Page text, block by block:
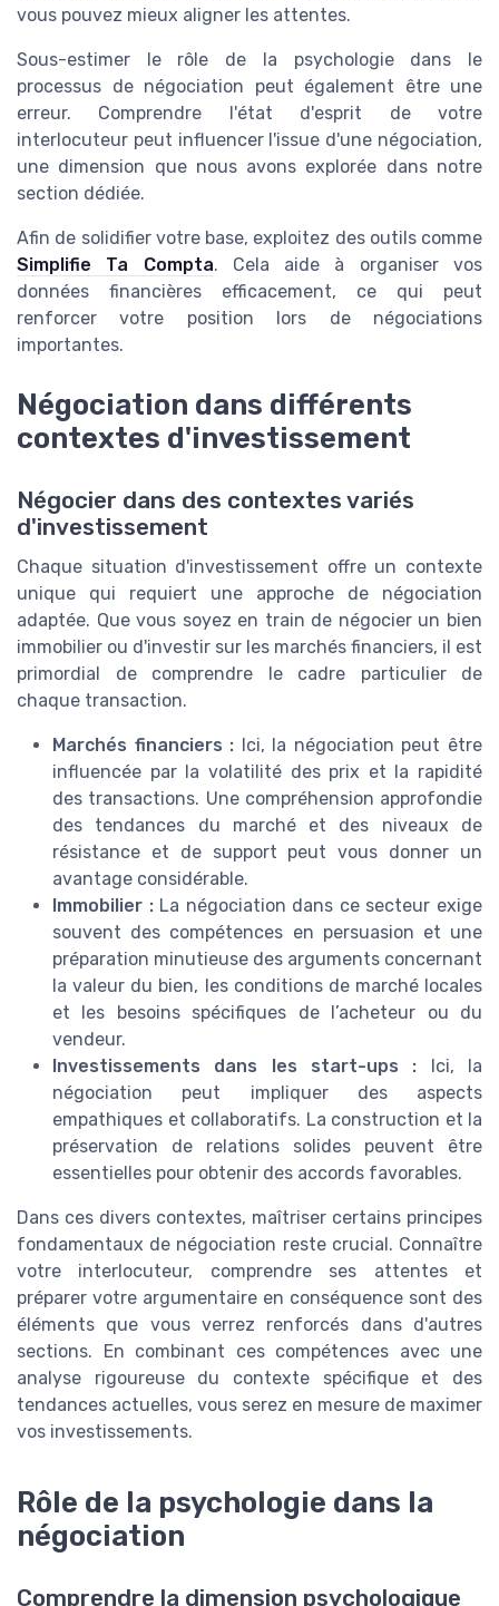
vous pouvez mieux aligner les attentes.
Sous-estimer le rôle de la psychologie dans le
processus de négociation peut également être une
erreur. Comprendre l'état d'esprit de votre
interlocuteur peut influencer l'issue d'une négociation,
une dimension que nous avons explorée dans notre
section dédiée.
Afin de solidifier votre base, exploitez des outils comme
Simplifie Ta Compta. Cela aide à organiser vos
données financières efficacement, ce qui peut
renforcer votre position lors de négociations
importantes.
Négociation dans différents
contextes d'investissement
Négocier dans des contextes variés
d'investissement
Chaque situation d'investissement offre un contexte
unique qui requiert une approche de négociation
adaptée. Que vous soyez en train de négocier un bien
immobilier ou d'investir sur les marchés financiers, il est
primordial de comprendre le cadre particulier de
chaque transaction.
Marchés financiers : Ici, la négociation peut être
influencée par la volatilité des prix et la rapidité
des transactions. Une compréhension approfondie
des tendances du marché et des niveaux de
résistance et de support peut vous donner un
avantage considérable.
Immobilier :La négociation dans ce secteur exige
souvent des compétences en persuasion et une
préparation minutieuse des arguments concernant
la valeur du bien, les conditions de marché locales
et les besoins spécifiques de l’acheteur ou du
vendeur.
Investissements dans les start-ups : Ici, la
négociation peut impliquer des aspects
empathiques et collaboratifs. La construction et la
préservation de relations solides peuvent être
essentielles pour obtenir des accords favorables.
Dans ces divers contextes, maîtriser certains principes
fondamentaux de négociation reste crucial. Connaître
votre interlocuteur, comprendre ses attentes et
préparer votre argumentaire en conséquence sont des
éléments que vous verrez renforcés dans d'autres
sections. En combinant ces compétences avec une
analyse rigoureuse du contexte spécifique et des
tendances actuelles, vous serez en mesure de maximer
vos investissements.
Rôle de la psychologie dans la
négociation
Comprendre la dimension psychologique